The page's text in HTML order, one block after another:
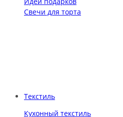
Свечи для торта
Текстиль
Кухонный текстиль